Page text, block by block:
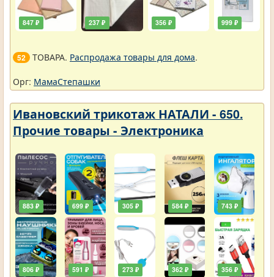
847 ₽ 237 ₽ 356 ₽ 999 ₽
52 ТОВАРА. Распродажа товары для дома.
Орг: МамаСтепашки
Ивановский трикотаж НАТАЛИ - 650.
Прочие товары - Электроника
883 ₽
806 ₽
699 ₽
591 ₽
305 ₽
273 ₽
584 ₽
362 ₽
743 ₽
356 ₽